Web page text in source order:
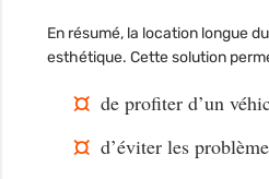
En résumé, la location longue
esthétique. Cette solution
de profiter d’un
d’éviter les